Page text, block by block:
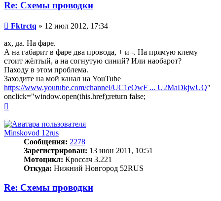
Re: Схемы проводки
Сообщение
Fktrctq » 12 июл 2012, 17:34
ах, да. На фаре.
А на габарит в фаре два провода, + и -. На прямую клему
стоит жёлтый, а на согнутую синий? Или наобарот?
Паходу в этом проблема.
Заходите на мой канал на YouTube
https://www.youtube.com/channel/UC1eOwF ... U2MaDkjwUQ"
onclick="window.open(this.href);return false;
началу
Minskovod 12rus
Сообщения: 2278
Зарегистрирован: 13 июн 2011, 10:51
Мотоцикл: Кроссач 3.221
Откуда: Нижний Новгород 52RUS
Re: Схемы проводки